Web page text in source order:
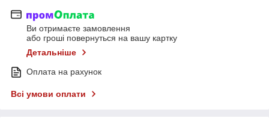
Ви отримаєте замовлення
або гроші повернуться на вашу картку
Детальніше
Оплата на рахунок
Всі умови оплати